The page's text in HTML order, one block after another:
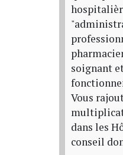
soignant
Vous
dans les
conseil